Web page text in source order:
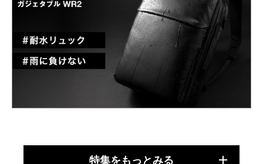
特集をもっとみる